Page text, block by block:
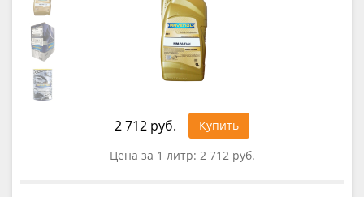
2 712 руб.
Купить
Цена за 1 литр: 2 712 руб.